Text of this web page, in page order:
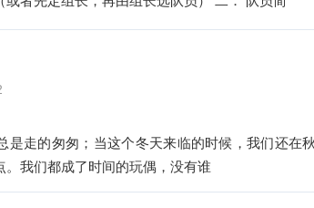
是走的匆匆；当这个冬天来临的时候，我们还在
我们都成了时间的玩偶，没有谁